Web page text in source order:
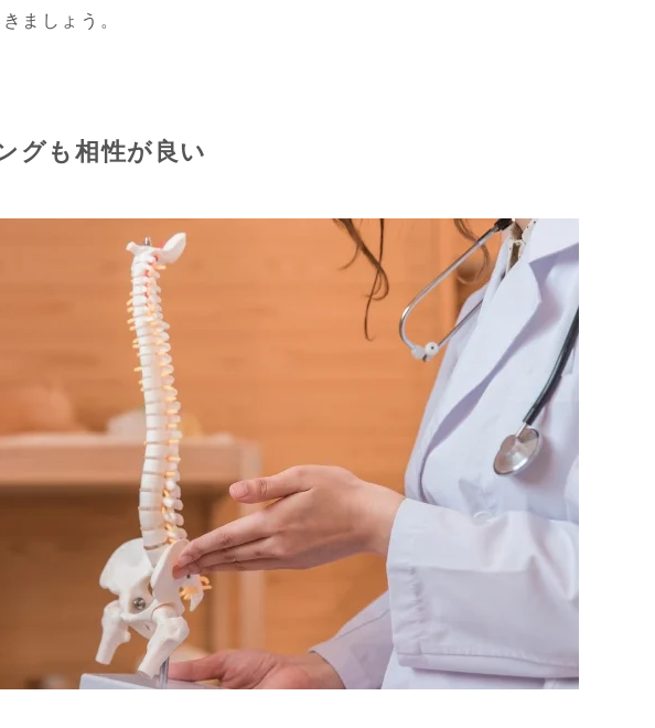
ましょう。
グも相性が良い